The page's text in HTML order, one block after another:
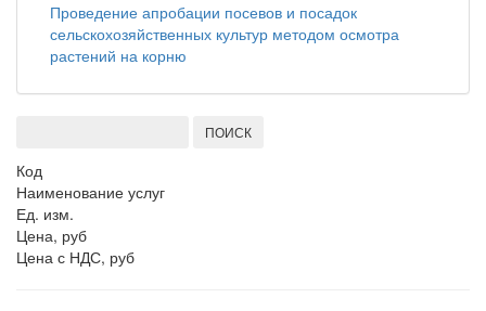
Проведение апробации посевов и посадок
сельскохозяйственных культур методом осмотра
растений на корню
Код
Наименование услуг
Ед. изм.
Цена, руб
Цена с НДС, руб